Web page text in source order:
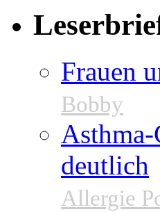
Frauen
Bobby
deutlich
Allergie